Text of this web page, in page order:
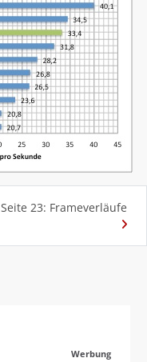
Seite 23: Frameverläufe
Werbung